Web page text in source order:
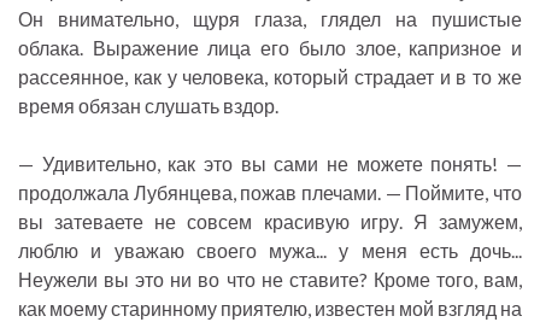
Он внимательно, щуря глаза, глядел на пушистые
облака. Выражение лица его было злое, капризное и
рассеянное, как у человека, который страдает и в то же
время обязан слушать вздор.
— Удивительно, как это вы сами не можете понять! —
продолжала Лубянцева, пожав плечами. — Поймите, что
вы затеваете не совсем красивую игру. Я замужем,
люблю и уважаю своего мужа... у меня есть дочь...
Неужели вы это ни во что не ставите? Кроме того, вам,
как моему старинному приятелю, известен мой взгляд на